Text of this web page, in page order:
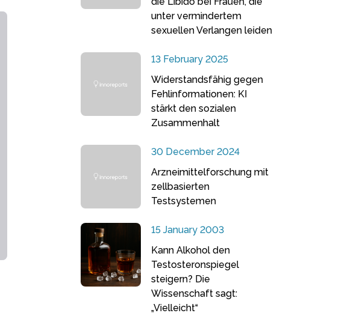
unter vermindertem
sexuellen Verlangen leiden
13 February 2025
Widerstandsfähig gegen
Fehlinformationen: KI
stärkt den sozialen
Zusammenhalt
30 December 2024
Arzneimittelforschung mit
zellbasierten
Testsystemen
15 January 2003
Kann Alkohol den
Testosteronspiegel
steigern? Die
Wissenschaft sagt:
„Vielleicht“